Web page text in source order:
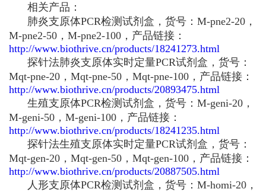
相关产品：
肺炎支原体PCR检测试剂盒，货号：M-pne2-20，
M-pne2-50，M-pne2-100，产品链接：
http://www.biothrive.cn/products/18241273.html
探针法肺炎支原体实时定量PCR试剂盒，货号：
Mqt-pne-20，Mqt-pne-50，Mqt-pne-100，产品链接：
http://www.biothrive.cn/products/20893475.html
生殖支原体PCR检测试剂盒，货号：M-geni-20，
M-geni-50，M-geni-100，产品链接：
http://www.biothrive.cn/products/18241235.html
探针法生殖支原体实时定量PCR试剂盒，货号：
Mqt-gen-20，Mqt-gen-50，Mqt-gen-100，产品链接：
http://www.biothrive.cn/products/20887505.html
人形支原体PCR检测试剂盒，货号：M-homi-20，